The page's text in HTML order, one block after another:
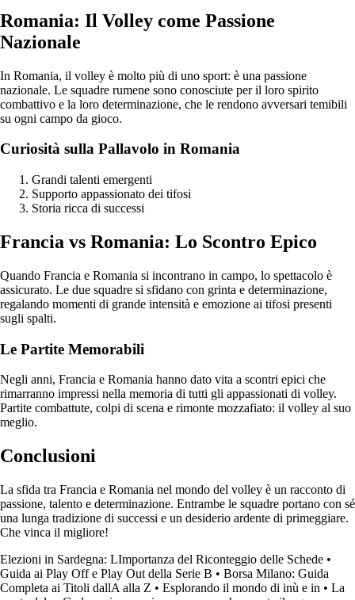
Romania: Il Volley come Passione
Nazionale
In Romania, il volley è molto più di uno sport: è una passione
nazionale. Le squadre rumene sono conosciute per il loro spirito
combattivo e la loro determinazione, che le rendono avversari temibili
su ogni campo da gioco.
Curiosità sulla Pallavolo in Romania
Grandi talenti emergenti
Supporto appassionato dei tifosi
Storia ricca di successi
Francia vs Romania: Lo Scontro Epico
Quando Francia e Romania si incontrano in campo, lo spettacolo è
assicurato. Le due squadre si sfidano con grinta e determinazione,
regalando momenti di grande intensità e emozione ai tifosi presenti
sugli spalti.
Le Partite Memorabili
Negli anni, Francia e Romania hanno dato vita a scontri epici che
rimarranno impressi nella memoria di tutti gli appassionati di volley.
Partite combattute, colpi di scena e rimonte mozzafiato: il volley al suo
meglio.
Conclusioni
La sfida tra Francia e Romania nel mondo del volley è un racconto di
passione, talento e determinazione. Entrambe le squadre portano con sé
una lunga tradizione di successi e un desiderio ardente di primeggiare.
Che vinca il migliore!
Elezioni in Sardegna: LImportanza del Riconteggio delle Schede •
Guida ai Play Off e Play Out della Serie B • Borsa Milano: Guida
Completa ai Titoli dallA alla Z • Esplorando il mondo di inù e in • La